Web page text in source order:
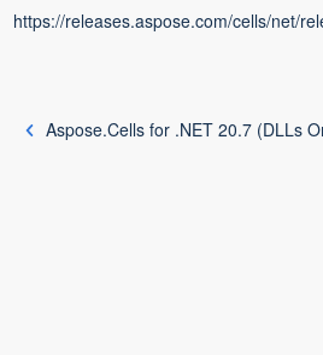
https://releases.aspose.com/cells/net/
Aspose.Cells for .NET 20.7 (DLLs